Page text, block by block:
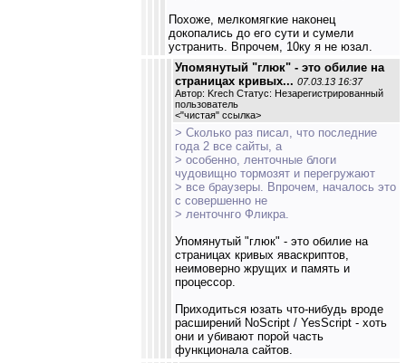
Похоже, мелкомягкие наконец
докопались до его сути и сумели
устранить. Впрочем, 10ку я не юзал.
Упомянутый "глюк" - это обилие на
страницах кривых... 07.03.13 16:37
Автор: Krech Статус: Незарегистрированный
пользователь
<"чистая" ссылка>
> Сколько раз писал, что последние
года 2 все сайты, а
> особенно, ленточные блоги
чудовищно тормозят и перегружают
> все браузеры. Впрочем, началось это
с совершенно не
> ленточнго Фликра.
Упомянутый "глюк" - это обилие на
страницах кривых яваскриптов,
неимоверно жрущих и память и
процессор.
Приходиться юзать что-нибудь вроде
расширений NoScript / YesScript - хоть
они и убивают порой часть
функционала сайтов.